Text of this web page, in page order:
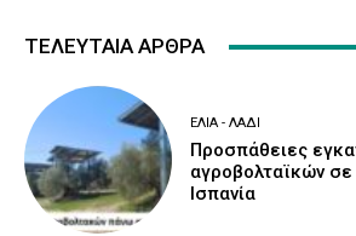
ΤΕΛΕΥΤΑΙΑ ΑΡΘΡΑ
ΕΛΙΆ - ΛΆΔΙ
Προσπάθειες
αγροβολταϊκών
Ισπανία